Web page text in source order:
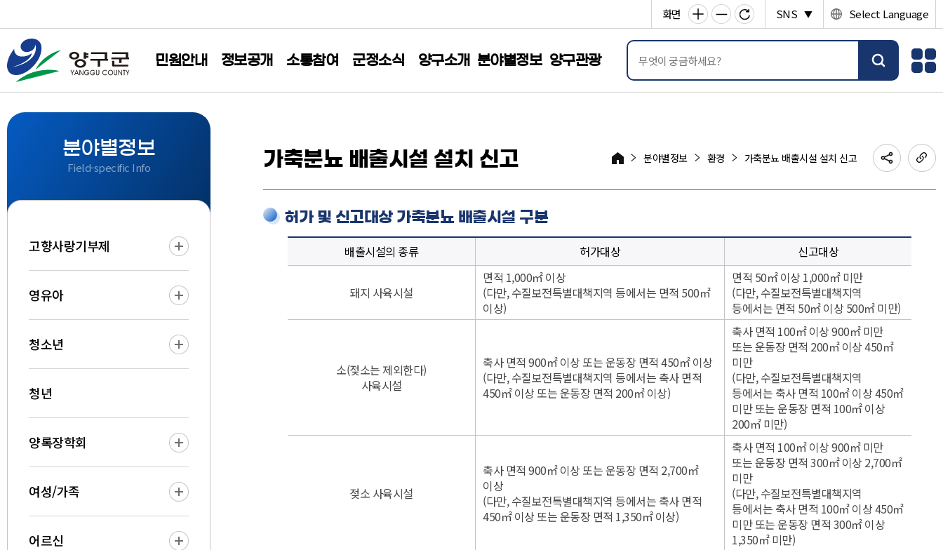
화면 SNS ▼ Select Language
민원안내 정보공개 소통참여 군정소식 양구소개 분야별정보 양구관광
분야별정보
Field-specific Info
고향사랑기부제
영유아
청소년
청년
양록장학회
여성/가족
어르신
가축분뇨 배출시설 설치 신고 분야별정보 환경 가축분뇨 배출시설 설치 신고
허가 및 신고대상 가축분뇨 배출시설 구분
배출시설의 종류 허가대상 신고대상
돼지 사육시설
면적 1,000㎡ 이상
(다만, 수질보전특별대책지역 등에서는 면적 500㎡
이상)
면적 50㎡ 이상 1,000㎡ 미만
(다만, 수질보전특별대책지역
등에서는 면적 50㎡ 이상 500㎡ 미만)
소(젖소는 제외한다)
사육시설
축사 면적 900㎡ 이상 또는 운동장 면적 450㎡ 이상
(다만, 수질보전특별대책지역 등에서는 축사 면적
450㎡ 이상 또는 운동장 면적 200㎡ 이상)
축사 면적 100㎡ 이상 900㎡ 미만
또는 운동장 면적 200㎡ 이상 450㎡
미만
(다만, 수질보전특별대책지역
등에서는 축사 면적 100㎡ 이상 450㎡
미만 또는 운동장 면적 100㎡ 이상
200㎡ 미만)
젖소 사육시설
축사 면적 900㎡ 이상 또는 운동장 면적 2,700㎡
이상
(다만, 수질보전특별대책지역 등에서는 축사 면적
450㎡ 이상 또는 운동장 면적 1,350㎡ 이상)
축사 면적 100㎡ 이상 900㎡ 미만
또는 운동장 면적 300㎡ 이상 2,700㎡
미만
(다만, 수질보전특별대책지역
등에서는 축사 면적 100㎡ 이상 450㎡
미만 또는 운동장 면적 300㎡ 이상
1,350㎡ 미만)